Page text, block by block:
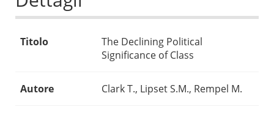
Titolo
The Declining Political
Significance of Class
Autore Clark T., Lipset S.M., Rempel M.